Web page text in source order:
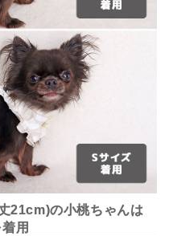
21cm)の小桃ちゃんは
用